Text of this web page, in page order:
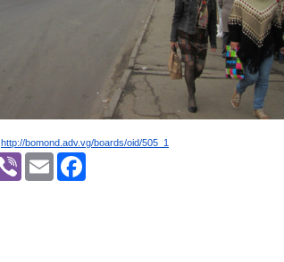
http://bomond.adv.vg/boards/oid/505_1
Viber Email